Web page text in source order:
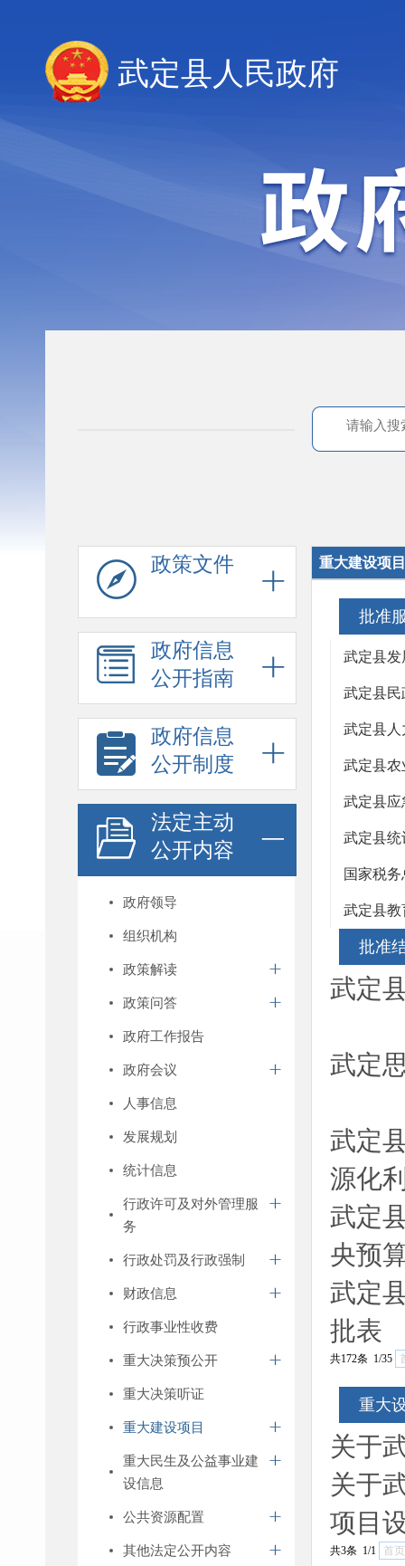
武定县人民政府
政策文件
政府信息
公开指南
政府信息
公开制度
法定主动
公开内容
政府领导
组织机构
政策解读
政策问答
政府工作报告
政府会议
人事信息
发展规划
统计信息
行政许可及对外管理服
务
行政处罚及行政强制
财政信息
行政事业性收费
重大决策预公开
重大决策听证
重大建设项目
重大民生及公益事业建
设信息
公共资源配置
其他法定公开内容
重大建设项目
批准
武定县发
武定县民
武定县人
武定县农
武定县应
武定县统
国家税
武定县教
批准
武定
武定
武定
源化
武定
央预
武定
批表
共172条 1/35
重大
关于
关于
项目
共3条 1/1 首页